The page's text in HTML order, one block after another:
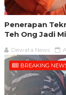
Penerapan
Teh Ong Jadi
Dewata News
BREAKING